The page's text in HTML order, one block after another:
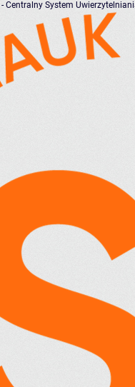
- Centralny System